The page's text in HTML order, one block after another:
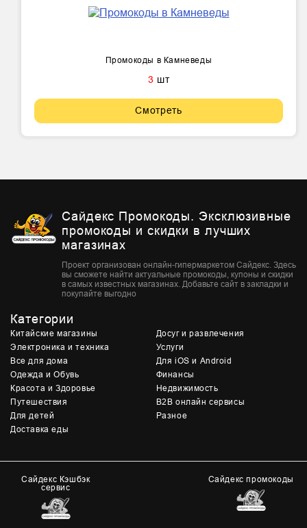
Промокоды в Камневеды
3 шт
Смотреть
Сайдекс Промокоды. Эксклюзивные
промокоды и скидки в лучших
магазинах
Проект организован онлайн-гипермаркетом Сайдекс. Здесь
вы сможете найти актуальные промокоды, купоны и скидки
в самых известных магазинах. Добавьте сайт в закладки и
покупайте выгодно
Категории
Китайские магазины
Электроника и техника
Все для дома
Одежда и Обувь
Красота и Здоровье
Путешествия
Для детей
Доставка еды
Досуг и развлечения
Услуги
Для iOS и Android
Финансы
Недвижимость
B2B онлайн сервисы
Разное
Сайдекс Кэшбэк
сервис
Сайдекс промокоды